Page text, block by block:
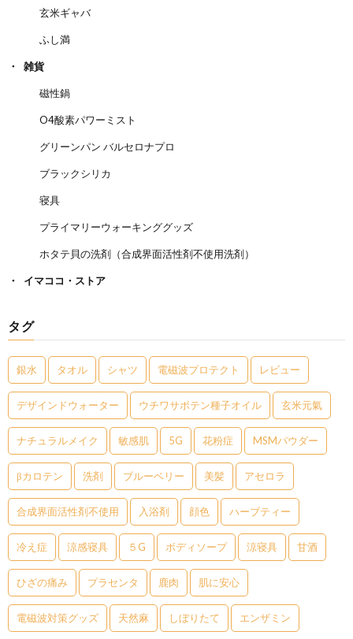
玄米ギャバ
ふし満
雑貨
磁性鍋
O4酸素パワーミスト
グリーンパン バルセロナプロ
ブラックシリカ
寝具
プライマリーウォーキンググッズ
ホタテ貝の洗剤（合成界面活性剤不使用洗剤）
イマココ・ストア
タグ
銀水 タオル シャツ 電磁波プロテクト レビュー
デザインドウォーター ウチワサボテン種子オイル 玄米元氣
ナチュラルメイク 敏感肌 5G 花粉症 MSMパウダー
βカロテン 洗剤 ブルーベリー 美髪 アセロラ
合成界面活性剤不使用 入浴剤 顔色 ハーブティー
冷え症 涼感寝具 ５G ボディソープ 涼寝具 甘酒
ひざの痛み プラセンタ 鹿肉 肌に安心
電磁波対策グッズ 天然麻 しぼりたて エンザミン